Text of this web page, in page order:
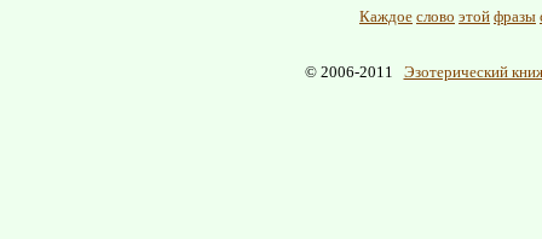
Каждое слово этой фразы
© 2006-2011 Эзотерический